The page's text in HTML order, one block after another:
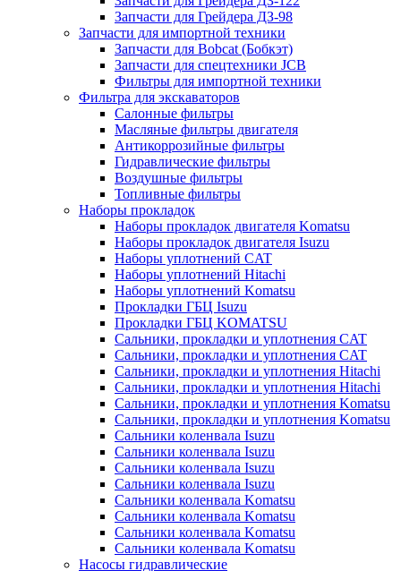
Запчасти для Грейдера ДЗ-98
Запчасти для импортной техники
Запчасти для Bobcat (Бобкэт)
Запчасти для спецтехники JCB
Фильтры для импортной техники
Фильтра для экскаваторов
Салонные фильтры
Масляные фильтры двигателя
Антикоррозийные фильтры
Гидравлические фильтры
Воздушные фильтры
Топливные фильтры
Наборы прокладок
Наборы прокладок двигателя Komatsu
Наборы прокладок двигателя Isuzu
Наборы уплотнений CAT
Наборы уплотнений Hitachi
Наборы уплотнений Komatsu
Прокладки ГБЦ Isuzu
Прокладки ГБЦ KOMATSU
Сальники, прокладки и уплотнения CAT
Сальники, прокладки и уплотнения CAT
Сальники, прокладки и уплотнения Hitachi
Сальники, прокладки и уплотнения Hitachi
Сальники, прокладки и уплотнения Komatsu
Сальники, прокладки и уплотнения Komatsu
Сальники коленвала Isuzu
Сальники коленвала Isuzu
Сальники коленвала Isuzu
Сальники коленвала Isuzu
Сальники коленвала Komatsu
Сальники коленвала Komatsu
Сальники коленвала Komatsu
Сальники коленвала Komatsu
Насосы гидравлические